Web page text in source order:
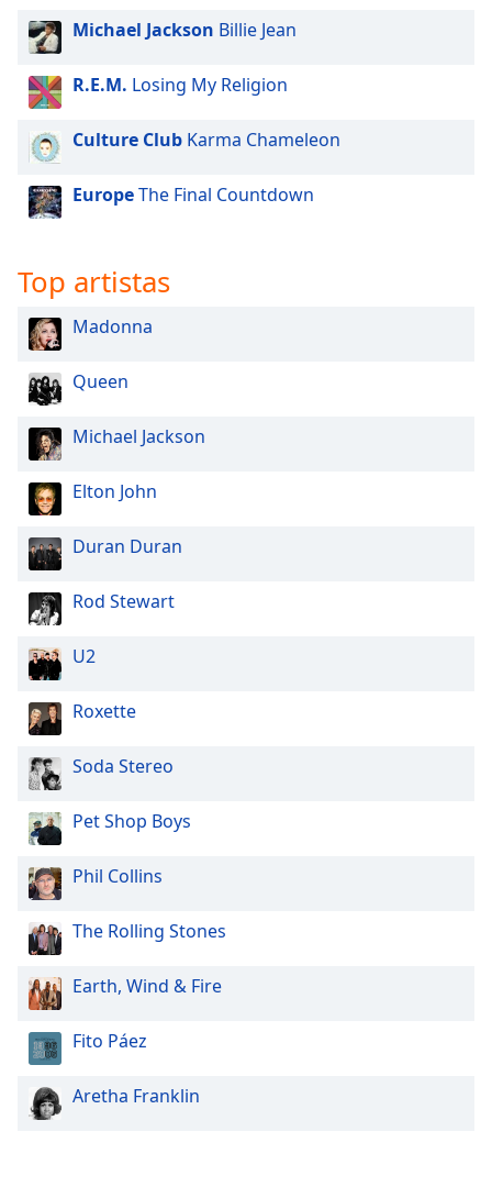
Michael Jackson Billie Jean
R.E.M. Losing My Religion
Culture Club Karma Chameleon
EuropeThe Final Countdown
Top artistas
Madonna
Queen
Michael Jackson
Elton John
Duran Duran
Rod Stewart
U2
Roxette
Soda Stereo
Pet Shop Boys
Phil Collins
The Rolling Stones
Earth, Wind & Fire
Fito Páez
Aretha Franklin